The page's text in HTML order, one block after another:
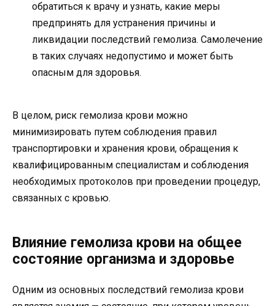
обратиться к врачу и узнать, какие меры
предпринять для устранения причины и
ликвидации последствий гемолиза. Самолечение
в таких случаях недопустимо и может быть
опасным для здоровья.
В целом, риск гемолиза крови можно
минимизировать путем соблюдения правил
транспортировки и хранения крови, обращения к
квалифицированным специалистам и соблюдения
необходимых протоколов при проведении процедур,
связанных с кровью.
Влияние гемолиза крови на общее
состояние организма и здоровье
Одним из основных последствий гемолиза крови